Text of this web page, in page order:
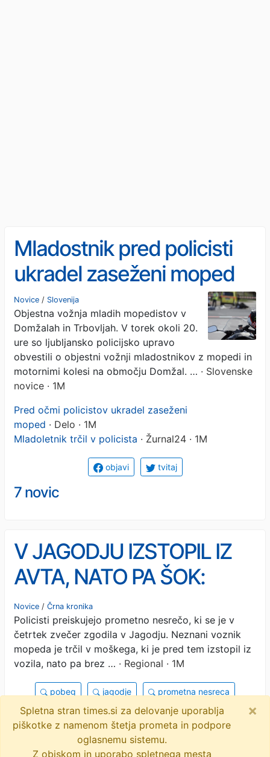
Mladostnik pred policisti
ukradel zaseženi moped
Novice / Slovenija
Objestna vožnja mladih mopedistov v
Domžalah in Trbovljah. V torek okoli 20.
ure so ljubljansko policijsko upravo
obvestili o objestni vožnji mladostnikov z mopedi in
motornimi kolesi na območju Domžal. … · Slovenske
novice · 1M
Pred očmi policistov ukradel zaseženi
moped · Delo · 1M
Mladoletnik trčil v policista · Žurnal24 · 1M
objavi tvitaj
7 novic
V JAGODJU IZSTOPIL IZ
AVTA, NATO PA ŠOK:
Mopedist ga je zbil in
pobegnil, policija išče
očividce
Novice / Črna kronika
Policisti preiskujejo prometno nesrečo, ki se je v
četrtek zvečer zgodila v Jagodju. Neznani voznik
mopeda je trčil v moškega, ki je pred tem izstopil iz
vozila, nato pa brez … · Regional · 1M
pobeg jagodje prometna nesreca
policija poziv očividcem voznik mopeda
pu koper objavi
Spletna stran times.si za delovanje uporablja
piškotke z namenom štetja prometa in podpore
oglasnemu sistemu.
Z obiskom in uporabo spletnega mesta
×